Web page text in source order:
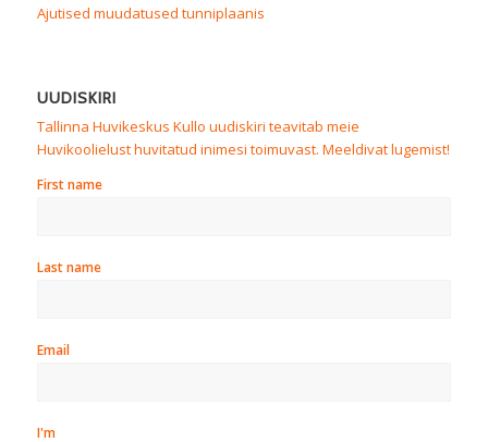
Ajutised muudatused tunniplaanis
UUDISKIRI
Tallinna Huvikeskus Kullo uudiskiri teavitab meie
Huvikoolielust huvitatud inimesi toimuvast. Meeldivat lugemist!
First name
Last name
Email
I'm